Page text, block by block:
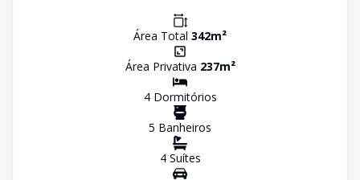
Área Total 342m²
Área Privativa 237m²
4Dormitórios
5 Banheiros
4Suítes